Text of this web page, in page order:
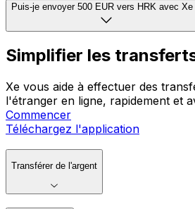
Puis-je envoyer 500 EUR vers HRK avec Xe
Simplifier les
Xe vous aide à effectuer des
l'étranger en ligne, rapidement et
Commencer
Téléchargez l'application
Transférer de l'argent